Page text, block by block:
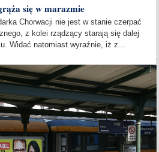
się w marazmie
Chorwacji nie jest w stanie czerpać
z kolei rządzący starają się dalej
Widać natomiast wyraźnie, iż z...